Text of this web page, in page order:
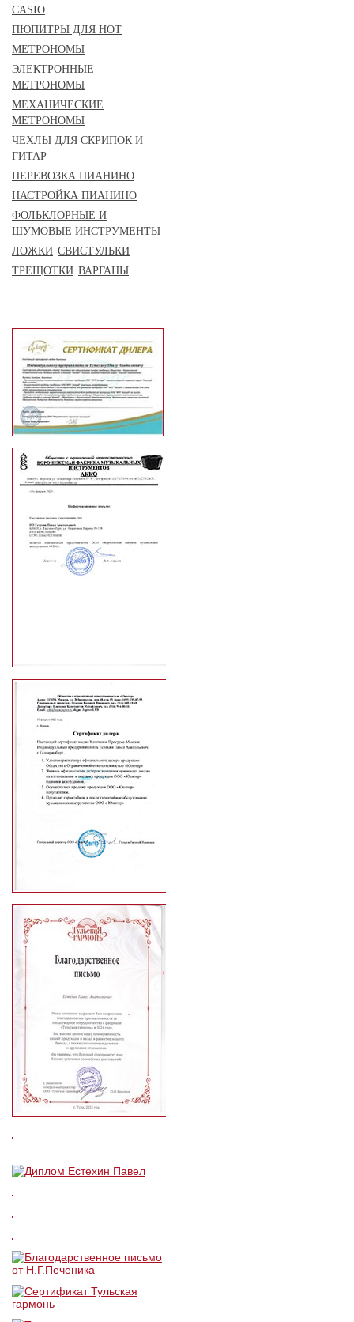
CASIO
ПЮПИТРЫ ДЛЯ НОТ
МЕТРОНОМЫ
ЭЛЕКТРОННЫЕ
МЕТРОНОМЫ
МЕХАНИЧЕСКИЕ
МЕТРОНОМЫ
ЧЕХЛЫ ДЛЯ СКРИПОК И
ГИТАР
ПЕРЕВОЗКА ПИАНИНО
НАСТРОЙКА ПИАНИНО
ФОЛЬКЛОРНЫЕ И
ШУМОВЫЕ ИНСТРУМЕНТЫ
ЛОЖКИ СВИСТУЛЬКИ
ТРЕЩОТКИ ВАРГАНЫ